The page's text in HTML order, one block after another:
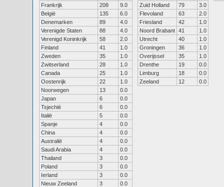
Frankrijk
208
9.0
België
135
6.0
Denemarken
89
4.0
Verenigde Staten
88
4.0
Verenigd Koninkrijk
58
2.0
Finland
41
1.0
Zweden
35
1.0
Zwitserland
28
1.0
Canada
25
1.0
Oostenrijk
22
1.0
Noorwegen
13
0.0
Japan
6
0.0
Tsjechië
6
0.0
Italië
5
0.0
Spanje
4
0.0
China
4
0.0
Australië
4
0.0
Saudi Arabia
4
0.0
Thailand
3
0.0
Poland
3
0.0
Ierland
3
0.0
Nieuw Zeeland
3
0.0
Zuid Holland
79
3.0
Flevoland
63
2.0
Friesland
42
1.0
Noord Brabant 41
1.0
Utrecht
40
1.0
Groningen
36
1.0
Overijssel
35
1.0
Drenthe
19
0.0
Limburg
18
0.0
Zeeland
12 0.0